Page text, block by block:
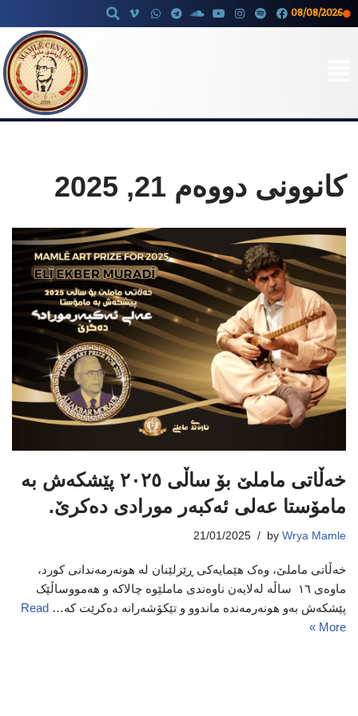
08/08/2026
کانوونی دووەم 21, 2025
خەڵاتی ماملێ بۆ ساڵی ٢٠٢٥ پێشکەش بە
مامۆستا عەلی ئەکبەر مورادی دەکرێ.
by Wrya Mamle
21/01/2025
خەڵاتی ماملێ، وەک هێمایەکی ڕێزلێنان لە هونەرمەندانی کورد،
ماوەی ١٦ ساڵه لەلایەن ناوەندی ماملێوە‌ چالاکە و هەمووساڵێک
پێشکەش بەو هونەرمەندە ماندوو و تێکۆشەرانە دەکرێت کە… Read
More »